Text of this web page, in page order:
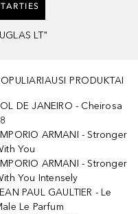
LT"
PRODUKTAI
DE JANEIRO - Cheirosa
ARMANI - Stronger
You
ARMANI - Stronger
You Intensely
PAUL GAULTIER - Le
Le Parfum